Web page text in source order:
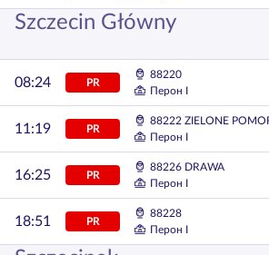
Szczecin Główny
08:24 PR
88220
Перон I
11:19 PR
88222 ZIELONE
Перон I
16:25 PR
88226 DRAWA
Перон I
18:51 PR
88228
Перон I